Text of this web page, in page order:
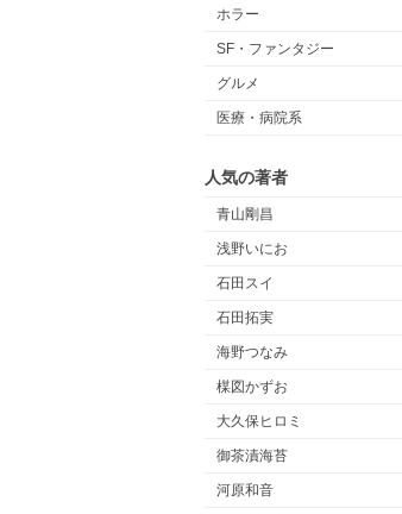
ホラー
SF・ファンタジー
グルメ
医療・病院系
人気の著者
青山剛昌
浅野いにお
石田スイ
石田拓実
海野つなみ
楳図かずお
大久保ヒロミ
御茶漬海苔
河原和音